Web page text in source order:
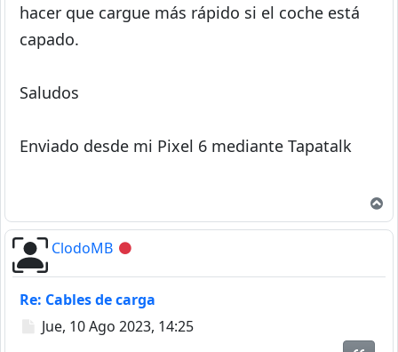
hacer que cargue más rápido si el coche está
capado.
Saludos
Enviado desde mi Pixel 6 mediante Tapatalk
ClodoMB Desconectado
Re: Cables de carga
Mensaje
Jue, 10 Ago 2023, 14:25